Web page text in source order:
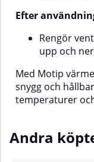
Efter
Rengör
upp och
Med Motip
snygg och
temperaturer
Andra